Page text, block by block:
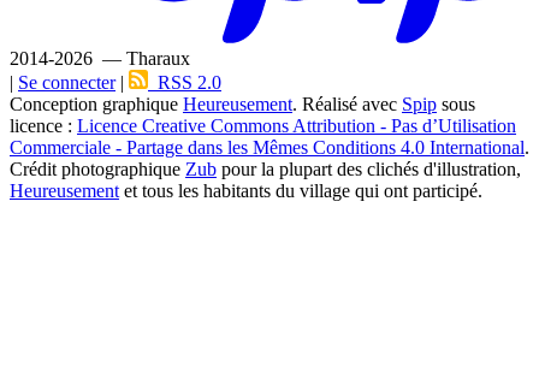
2014-2026 — Tharaux
| Se connecter|
RSS 2.0
Conception graphique Heureusement. Réalisé avec Spip sous
licence : Licence Creative Commons Attribution - Pas d’Utilisation
Commerciale - Partage dans les Mêmes Conditions 4.0 International.
Crédit photographique Zub pour la plupart des clichés d'illustration,
Heureusement et tous les habitants du village qui ont participé.